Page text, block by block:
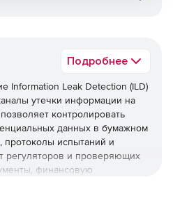
Подробнее
Information Leak Detection (ILD)
утечки информации на
контролировать
данных в бумажном
протоколы испытаний и
регуляторов и проверяющих
финансовую